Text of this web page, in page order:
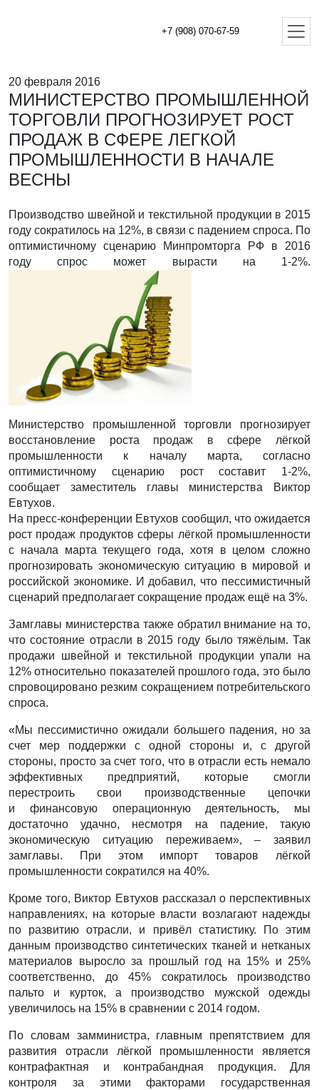
+7 (908) 070-67-59
20 февраля 2016
МИНИСТЕРСТВО ПРОМЫШЛЕННОЙ
ТОРГОВЛИ ПРОГНОЗИРУЕТ РОСТ
ПРОДАЖ В СФЕРЕ ЛЕГКОЙ
ПРОМЫШЛЕННОСТИ В НАЧАЛЕ
ВЕСНЫ
Производство швейной и текстильной продукции в 2015
году сократилось на 12%, в связи с падением спроса. По
оптимистичному сценарию Минпромторга РФ в 2016
году спрос может вырасти на 1-2%.
Министерство промышленной торговли прогнозирует
восстановление роста продаж в сфере лёгкой
промышленности к началу марта, согласно
оптимистичному сценарию рост составит 1-2%,
сообщает заместитель главы министерства Виктор
Евтухов.
На пресс-конференции Евтухов сообщил, что ожидается
рост продаж продуктов сферы лёгкой промышленности
с начала марта текущего года, хотя в целом сложно
прогнозировать экономическую ситуацию в мировой и
российской экономике. И добавил, что пессимистичный
сценарий предполагает сокращение продаж ещё на 3%.
Замглавы министерства также обратил внимание на то,
что состояние отрасли в 2015 году было тяжёлым. Так
продажи швейной и текстильной продукции упали на
12% относительно показателей прошлого года, это было
спровоцировано резким сокращением потребительского
спроса.
«Мы пессимистично ожидали большего падения, но за
счет мер поддержки с одной стороны и, с другой
стороны, просто за счет того, что в отрасли есть немало
эффективных предприятий, которые смогли
перестроить свои производственные цепочки
и финансовую операционную деятельность, мы
достаточно удачно, несмотря на падение, такую
экономическую ситуацию переживаем», – заявил
замглавы. При этом импорт товаров лёгкой
промышленности сократился на 40%.
Кроме того, Виктор Евтухов рассказал о перспективных
направлениях, на которые власти возлагают надежды
по развитию отрасли, и привёл статистику. По этим
данным производство синтетических тканей и нетканых
материалов выросло за прошлый год на 15% и 25%
соответственно, до 45% сократилось производство
пальто и курток, а производство мужской одежды
увеличилось на 15% в сравнении с 2014 годом.
По словам замминистра, главным препятствием для
развития отрасли лёгкой промышленности является
контрафактная и контрабандная продукция. Для
контроля за этими факторами государственная